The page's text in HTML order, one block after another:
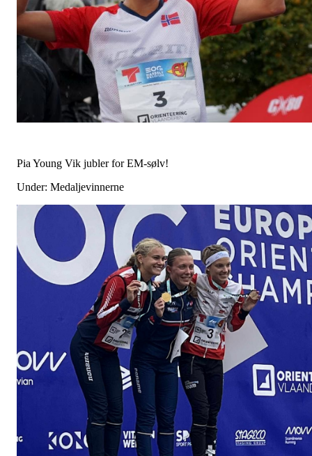
Pia Young Vik jubler for EM-sølv!
Under: Medaljevinnerne